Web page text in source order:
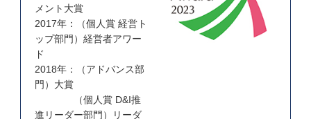
メント大賞
2017年：（個人賞 経営ト
ップ部門）経営者アワー
ド
2018年：（アドバンス部
門）大賞
（個人賞 D&I推
進リーダー部門）リーダ